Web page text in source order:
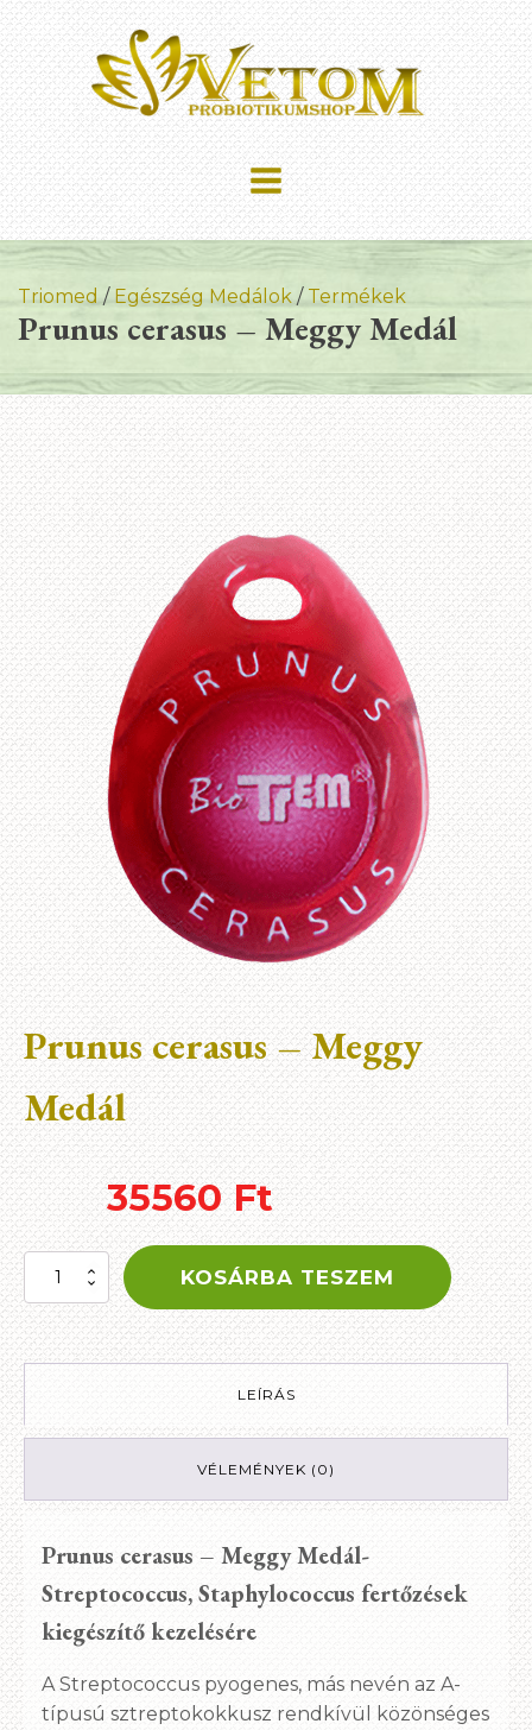
Triomed / Egészség Medálok / Termékek
Prunus cerasus – Meggy Medál
Prunus cerasus – Meggy
Medál
35560Ft
Prunus
–
Meggy
Medál
KOSÁRBA TESZEM
LEÍRÁS
VÉLEMÉNYEK (0)
Prunus cerasus – Meggy Medál-
Streptococcus, Staphylococcus fertőzések
kiegészítő kezelésére
A Streptococcus pyogenes, más nevén az A-
típusú sztreptokokkusz rendkívül közönséges